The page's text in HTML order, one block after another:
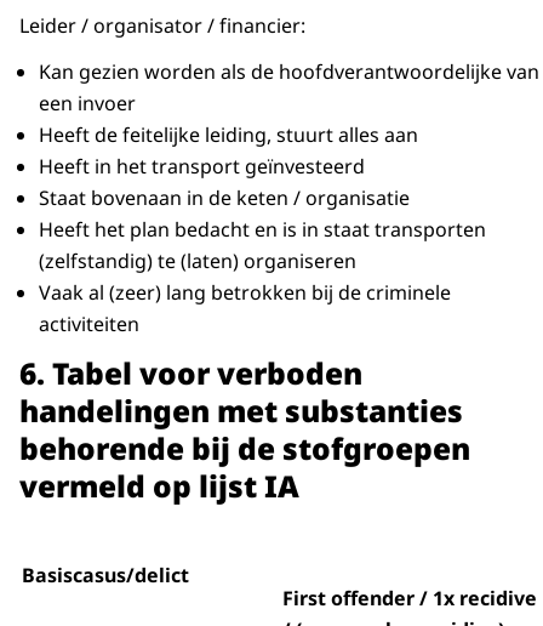
Leider / organisator / financier:
Kan gezien worden als de hoofdverantwoordelijke van
een invoer
Heeft de feitelijke leiding, stuurt alles aan
Heeft in het transport geïnvesteerd
Staat bovenaan in de keten / organisatie
Heeft het plan bedacht en is in staat transporten
(zelfstandig) te (laten) organiseren
Vaak al (zeer) lang betrokken bij de criminele
activiteiten
6. Tabel voor verboden
handelingen met substanties
behorende bij de stofgroepen
vermeld op lijst IA
Basiscasus/delict
First offender / 1x recidive